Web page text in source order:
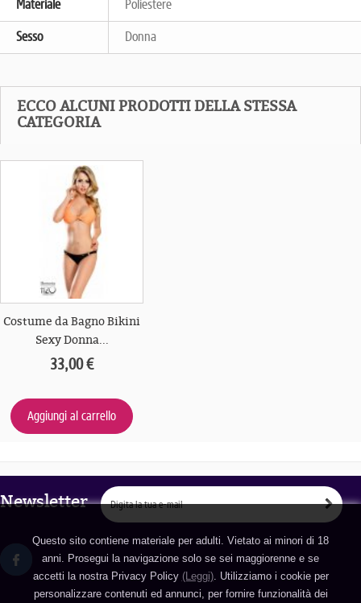
Materiale
Poliestere
Sesso
Donna
ECCO ALCUNI PRODOTTI DELLA STESSA
CATEGORIA
Costume da Bagno Bikini
Sexy Donna...
33,00 €
Aggiungi al carrello
Newsletter
Questo sito contiene materiale per adulti. Vietato ai minori di 18
anni. Prosegui la navigazione solo se sei maggiorenne e se
accetti la nostra Privacy Policy (Leggi). Utilizziamo i cookie per
personalizzare contenuti ed annunci, per fornire funzionalità dei